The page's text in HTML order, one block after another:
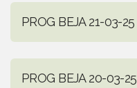
PROG BEJA 21-03-25
PROG BEJA 20-03-25